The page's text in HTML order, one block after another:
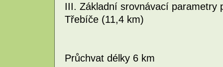
III. Základní srovnávací parametry
Třebíče (11,4 km)
Průchvat délky 6 km